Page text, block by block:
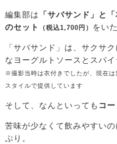
編集部は 「サバサンド」と
のセット
（税込1,700円） をい
「サバサンド」は、サクサ
なヨーグルトソースとスパ
※撮影当時は衣付きでしたが、現在
スタイルで提供しています
そして、なんといっても コ
苦味が少なくて飲みやすい
ぷり。